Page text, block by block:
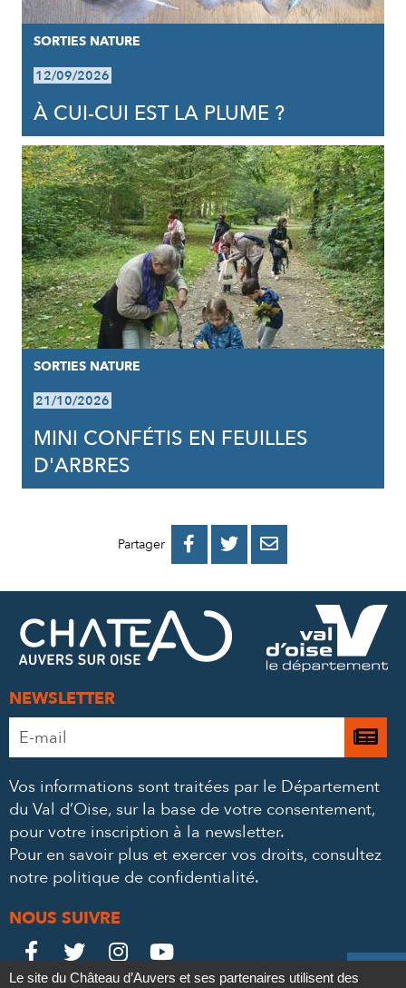
SORTIES NATURE
12/09/2026
À CUI-CUI EST LA PLUME ?
SORTIES NATURE
21/10/2026
MINI CONFÉTIS EN FEUILLES
D'ARBRES
Partager 
PARTAGER
FACEBOOK
PARTAGER
PARTAGER
MAIL
NEWSLETTER
Adresse
e-
*
Je
à
Vos informations sont traitées par le Département
du Val d’Oise, sur la base de votre consentement,
pour votre inscription à la newsletter.
Pour en savoir plus et exercer vos droits, consultez
notre politique de confidentialité.
NOUS SUIVRE
Le

Le

Le

Le

Le site du Château d’Auvers et ses partenaires utilisent des